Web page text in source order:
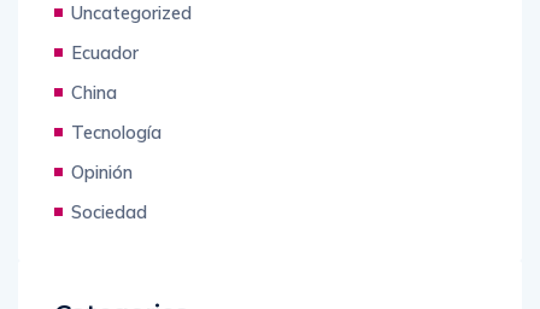
Uncategorized
Ecuador
China
Tecnología
Opinión
Sociedad